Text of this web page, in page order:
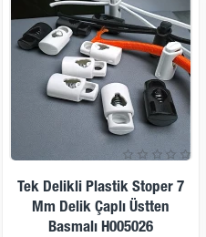
Tek Delikli Plastik Stoper 7
Mm Delik Çaplı Üstten
Basmalı H005026